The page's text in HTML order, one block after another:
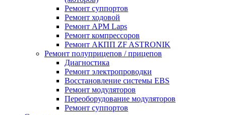
Ремонт суппортов
Ремонт ходовой
Ремонт APM Laps
Ремонт компрессоров
Ремонт АКПП ZF ASTRONIK
Ремонт полуприцепов / прицепов
Диагностика
Ремонт электропроводки
Восстановление системы EBS
Ремонт модуляторов
Переоборудование модуляторов
Ремонт суппортов